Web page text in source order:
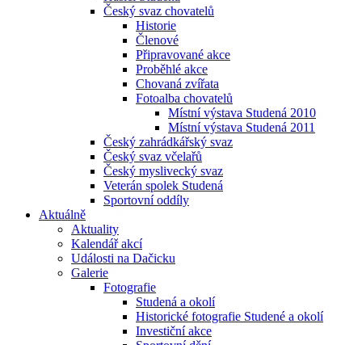
Český svaz chovatelů
Historie
Členové
Připravované akce
Proběhlé akce
Chovaná zvířata
Fotoalba chovatelů
Místní výstava Studená 2010
Místní výstava Studená 2011
Český zahrádkářský svaz
Český svaz včelařů
Český myslivecký svaz
Veterán spolek Studená
Sportovní oddíly
Aktuálně
Aktuality
Kalendář akcí
Události na Dačicku
Galerie
Fotografie
Studená a okolí
Historické fotografie Studené a okolí
Investiční akce